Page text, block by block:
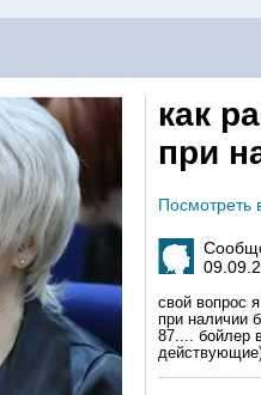
как
при
Посмотреть
свой вопрос
при наличии
87.... бойлер